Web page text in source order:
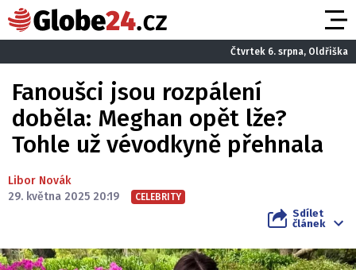
Čtvrtek 6. srpna, Oldřiška
Fanoušci jsou rozpálení
doběla: Meghan opět lže?
Tohle už vévodkyně přehnala
Libor Novák
29. května 2025 20:19
CELEBRITY
Sdílet
článek